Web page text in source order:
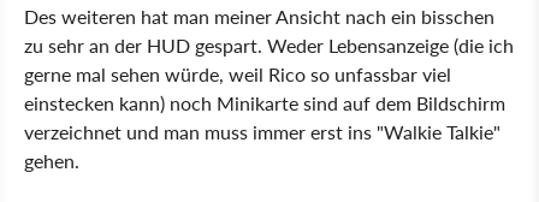
Des weiteren hat man meiner Ansicht nach ein bisschen
zu sehr an der HUD gespart. Weder Lebensanzeige (die ich
gerne mal sehen würde, weil Rico so unfassbar viel
einstecken kann) noch Minikarte sind auf dem Bildschirm
verzeichnet und man muss immer erst ins "Walkie Talkie"
gehen.